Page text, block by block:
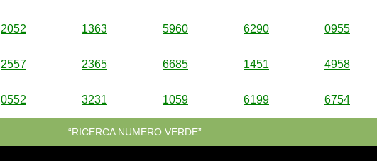
2052 1363 5960 6290 0955
2557 2365 6685 1451 4958
0552 3231 1059 6199 6754
“RICERCA NUMERO VERDE”